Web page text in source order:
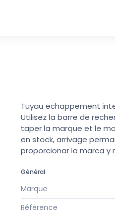
Tuyau echappement
Utilisez la barre de
taper la marque et le
en stock, arrivage
proporcionar la marca y
Général
Marque
Référence